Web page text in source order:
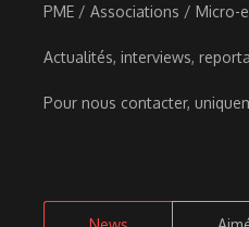
PME / Associations / Micro-
Actualités, interviews,
Pour nous contacter,